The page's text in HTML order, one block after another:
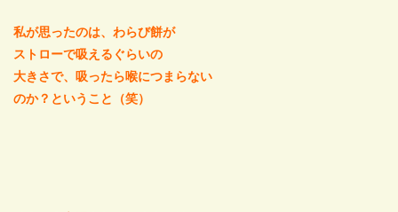
私が思ったのは、わらび餅が
ストローで吸えるぐらいの
大きさで、吸ったら喉につまらない
のか？ということ（笑）